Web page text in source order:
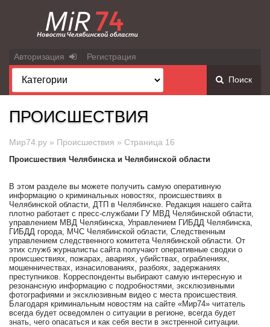
Авторизация Регистрация
Поиск
ПРОИСШЕСТВИЯ
Мир74.ру » Происшествия » Страница 16
Происшествия Челябинска и Челябинской области
В этом разделе вы можете получить самую оперативную
информацию о криминальных новостях, происшествиях в
Челябинской области, ДТП в Челябинске. Редакция нашего сайта
плотно работает с пресс-службами ГУ МВД Челябинской области,
управлением МВД Челябинска, Управлением ГИБДД Челябинска,
ГИБДД города, МЧС Челябинской области, Следственным
управлением следственного комитета Челябинской области. От
этих служб журналисты сайта получают оперативные сводки о
происшествиях, пожарах, авариях, убийствах, ограблениях,
мошенничествах, изнасилованиях, разбоях, задержаниях
преступников. Корреспонденты выбирают самую интересную и
резонансную информацию с подробностями, эксклюзивными
фотографиями и эксклюзивным видео с места происшествия.
Благодаря криминальным новостям на сайте «Мир74» читатель
всегда будет осведомлен о ситуации в регионе, всегда будет
знать, чего опасаться и как себя вести в экстренной ситуации.